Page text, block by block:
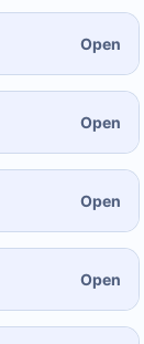
Open
Open
Open
Open